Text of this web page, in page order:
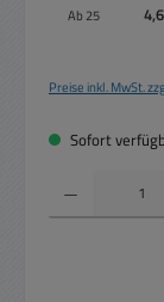
Ab 25
Preise inkl. MwSt.
Sofort
Produkt Anzahl: